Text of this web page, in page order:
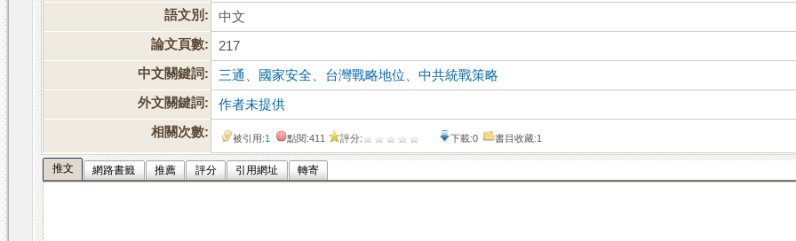
語文別:
中文
論文頁數:
217
中文關鍵詞:
三通 國家安全 台灣戰略地位 、中共統戰策略
外文關鍵詞:
作者未提供
相關次數:
被引用:1 點閱:411 評分: 下載:0 書目收藏:1
推文 網路書籤 推薦 評分 引用網址 轉寄